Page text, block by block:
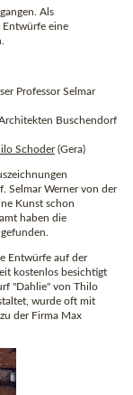
Als
Entwürfe eine
Professor Selmar
Buschendorf
Schoder(Gera)
Selmar Werner von der
Kunst schon
haben die
Entwürfe auf der
kostenlos besichtigt
"Dahlie" von Thilo
wurde oft mit
der Firma Max